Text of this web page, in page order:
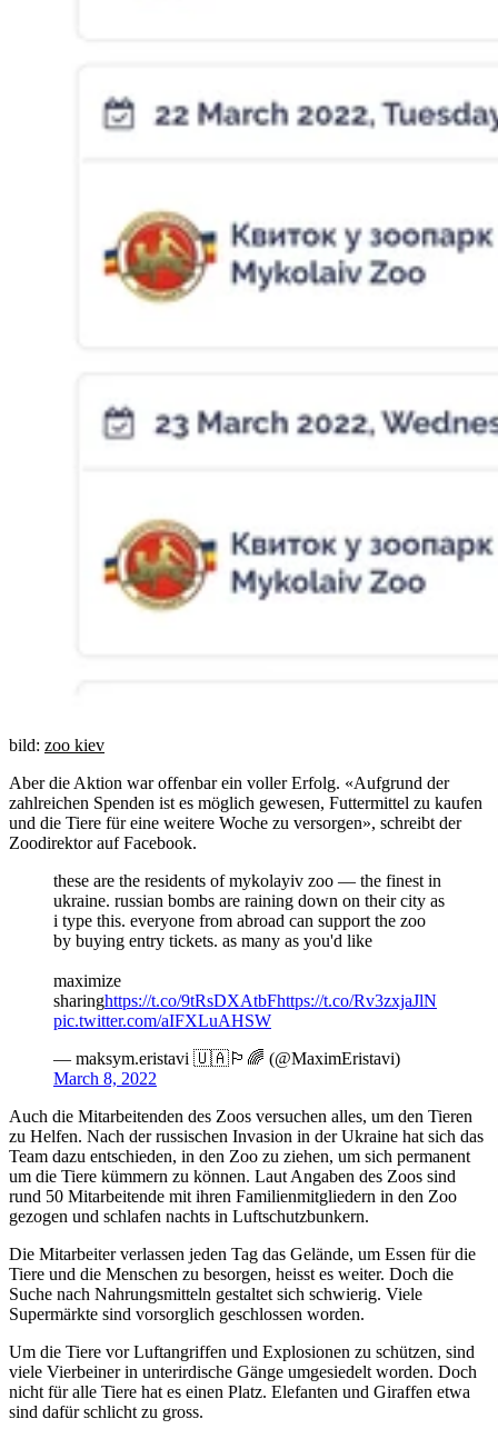
bild: zoo kiev
Aber die Aktion war offenbar ein voller Erfolg. «Aufgrund der
zahlreichen Spenden ist es möglich gewesen, Futtermittel zu kaufen
und die Tiere für eine weitere Woche zu versorgen», schreibt der
Zoodirektor auf Facebook.
these are the residents of mykolayiv zoo — the finest in
ukraine. russian bombs are raining down on their city as
i type this. everyone from abroad can support the zoo
by buying entry tickets. as many as you'd like
maximize
sharinghttps://t.co/9tRsDXAtbFhttps://t.co/Rv3zxjaJlN
pic.twitter.com/aIFXLuAHSW
— maksym.eristavi 🇺🇦🏳️‍🌈 (@MaximEristavi)
March 8, 2022
Auch die Mitarbeitenden des Zoos versuchen alles, um den Tieren
zu Helfen. Nach der russischen Invasion in der Ukraine hat sich das
Team dazu entschieden, in den Zoo zu ziehen, um sich permanent
um die Tiere kümmern zu können. Laut Angaben des Zoos sind
rund 50 Mitarbeitende mit ihren Familienmitgliedern in den Zoo
gezogen und schlafen nachts in Luftschutzbunkern.
Die Mitarbeiter verlassen jeden Tag das Gelände, um Essen für die
Tiere und die Menschen zu besorgen, heisst es weiter. Doch die
Suche nach Nahrungsmitteln gestaltet sich schwierig. Viele
Supermärkte sind vorsorglich geschlossen worden.
Um die Tiere vor Luftangriffen und Explosionen zu schützen, sind
viele Vierbeiner in unterirdische Gänge umgesiedelt worden. Doch
nicht für alle Tiere hat es einen Platz. Elefanten und Giraffen etwa
sind dafür schlicht zu gross.